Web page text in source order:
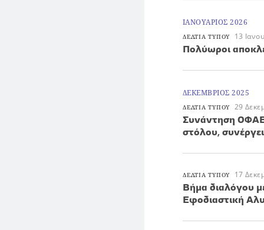
ΙΑΝΟΥΑΡΙΟΣ 2026
ΔΕΛΤΙΑ ΤΥΠΟΥ 13
Πολύωροι
ΔΕΚΕΜΒΡΙΟΣ 2025
ΔΕΛΤΙΑ ΤΥΠΟΥ 29
Συνάντηση
στόλου,
ΔΕΛΤΙΑ ΤΥΠΟΥ 17
Βήμα διαλόγου
Εφοδιαστική